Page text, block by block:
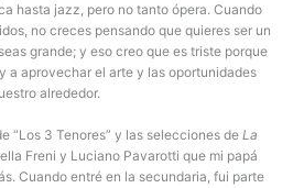
hasta jazz, pero no tanto ópera. Cuando
no creces pensando que quieres ser un
grande; y eso creo que es triste porque
a aprovechar el arte y las oportunidades
alrededor.
“Los 3 Tenores” y las selecciones de La
Freni y Luciano Pavarotti que mi papá
Cuando entré en la secundaria, fui parte